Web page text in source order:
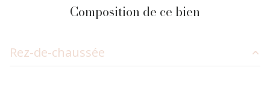
Composition de ce bien
Rez-de-chaussée